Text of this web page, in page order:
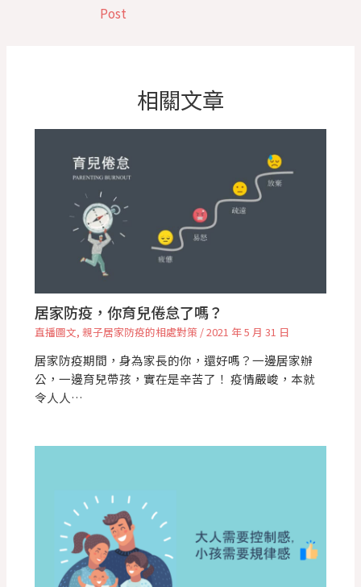
Post
相關文章
居家防疫，你育兒倦怠了嗎？
直播圖文, 親子居家防疫的相處對策/2021 年 5 月 31 日
居家防疫期間，身為家長的你，還好嗎？一邊居家辦
公，一邊育兒帶孩，實在是辛苦了！ 疫情嚴峻，本就
令人人…